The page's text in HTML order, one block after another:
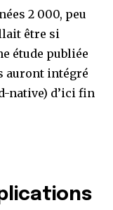
2 000, peu
être si
étude publiée
auront intégré
native) d’ici fin